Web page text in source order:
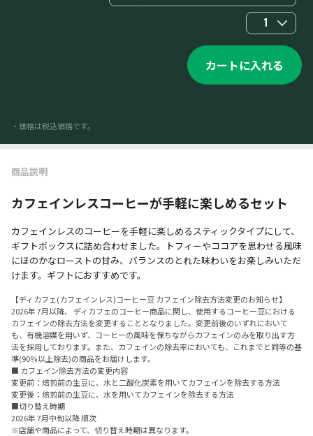
1
カートに入れる
・価格は税込価格です。
商品説明
カフェインレスコーヒーが手軽に楽しめるセット
カフェインレスのコーヒーを手軽に楽しめるスティックタイプにして、
ギフトボックスに詰め合わせました。トフィーやココアを思わせる風味
にほのかなローストの甘み、バランスのとれた味わいをお楽しみいただ
けます。ギフトにおすすめです。
【ディカフェ(カフェインレス)コーヒー豆​ カフェイン除去方法変更のお知らせ​】
2026年 7月以降、 ディカフェのコーヒー商品に関し、使用するコーヒー豆における
カフェインの除去方法を変更することとなりました。​変更前後のいずれにおいて
も、有機溶媒を用いず、コーヒーの風味を保ちながらカフェインのみを取り出す方
法を採用しております。​また、カフェインの除去率においても、これまでと同等の基
準(90％以上除去)の商品をお届けします。
■ カフェイン除去方法の変更内容​
変更前：焙煎前の生豆に、水と二酸化炭素を用いてカフェインを除去する方法​
変更後：焙煎前の生豆に、水を用いてカフェインを除去する方法
■切り替え時期​
2026年 7月中旬以降 順次​
※店舗や商品によって、切り替え時期は異なります。